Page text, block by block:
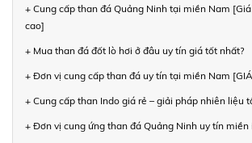
+ Cung cấp than đá Quảng Ninh tại miền Nam
cao]
+ Mua than đá đốt lò hơi ở đâu uy tín giá tốt nhất?
+ Đơn vị cung cấp than đá uy tín tại miền Nam [GIÁ
+ Cung cấp than Indo giá rẻ – giải pháp nhiên liệu
+ Đơn vị cung ứng than đá Quảng Ninh uy tín miền